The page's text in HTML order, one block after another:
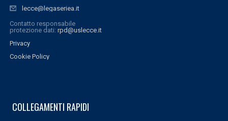
lecce@legaseriea.it
Contatto responsabile
protezione dati: rpd@uslecce.it
Privacy
Cookie Policy
COLLEGAMENTI RAPIDI